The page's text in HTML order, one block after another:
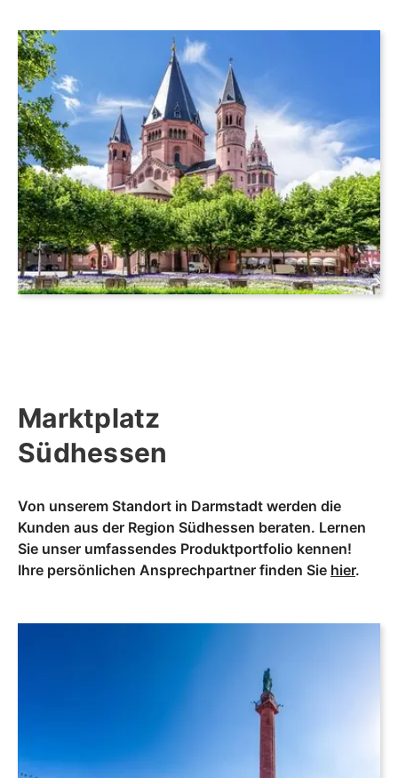
Marktplatz
Südhessen
Von unserem Standort in Darmstadt werden die
Kunden aus der Region Südhessen beraten. Lernen
Sie unser umfassendes Produktportfolio kennen!
Ihre persönlichen Ansprechpartner finden Sie hier.